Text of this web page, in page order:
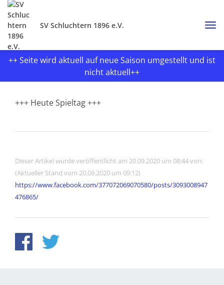
SV Schluchtern 1896 e.V.
++ Seite wird aktuell auf neue Saison umgestellt und ist
nicht aktuell++
+++ Heute Spieltag +++
Dieser Artikel wurde veröffentlicht am 20.09.2020 um 08:44 von:
(Aktueller Stand vom 20.09.2020 um 09:12)
https://www.facebook.com/377072069070580/posts/3093008947
476865/